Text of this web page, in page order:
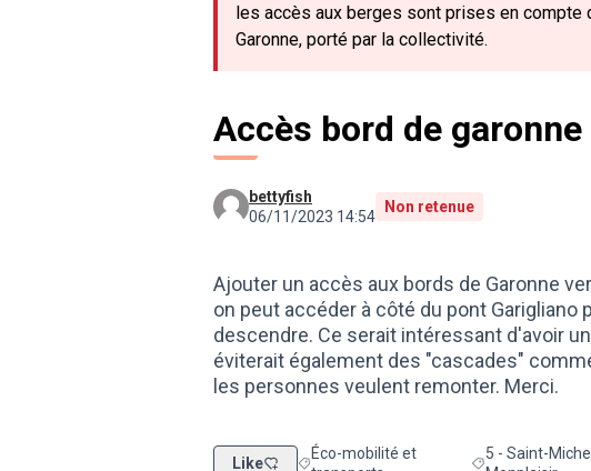
les accès aux berges sont prises en compte
Garonne, porté par la collectivité.
Accès bord de
bettyfish
06/11/2023 14:54
Non retenue
Ajouter un accès aux bords de Garonne
on peut accéder à côté du pont
descendre. Ce serait intéressant d'avoir
éviterait également des "cascades"
les personnes veulent remonter. Merci.
Like
Éco-mobilité et
5 - Saint-